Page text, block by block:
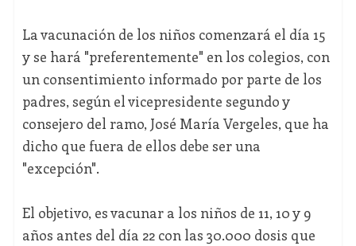
La vacunación de los niños comenzará el día 15
y se hará "preferentemente" en los colegios, con
un consentimiento informado por parte de los
padres, según el vicepresidente segundo y
consejero del ramo, José María Vergeles, que ha
dicho que fuera de ellos debe ser una
"excepción".
El objetivo, es vacunar a los niños de 11, 10 y 9
años antes del día 22 con las 30.000 dosis que